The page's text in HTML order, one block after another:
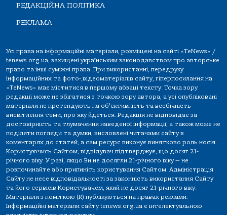
РЕДАКЦІЙНА ПОЛІТИКА
РЕКЛАМА
Усі права на інформаційні матеріали, розміщені на сайті «TeNews» /
tenews.org.ua, захищені українським законодавством про авторське
право та інші суміжні права. При використанні, передруку
інформаційних та фото-,відеоматеріалів сайту, гіперпосилання на
«TeNews» має міститися в першому абзаці тексту. Точка зору
редакції може не збігатися з точкою зору автора, а усі опубліковані
матеріали не претендують на об'єктивність та всебічність
висвітлення теми, про яку йдеться. Редакція не відповідає за
достовірність та тлумачення наведеної інформації, а також може не
поділяти погляди та думки, висловлені читачами сайту в
коментарях до статей, а сам ресурс виконує винятково роль носія.
Користуючись Сайтом, відвідувач підтверджує, що досяг 21-
річного віку. У разі, якщо Ви не досягли 21-річного віку — не
розпочинайте або припиніть користування Сайтом. Адміністрація
Сайту не несе відповідальності за законність використання Сайту
та його сервісів Користувачем, який не досяг 21-річного віку.
Матеріали з поміткою (R) публікуються на правах реклами.
Інформаційні матеріали сайту tenews.org.ua є інтелектуальною